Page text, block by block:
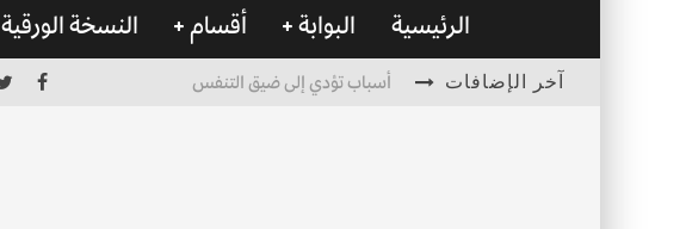
الرئيسية البوابة أقسام النسخة الورقية
آخر الإضافات أسباب تؤدي إلى ضيق التنفس